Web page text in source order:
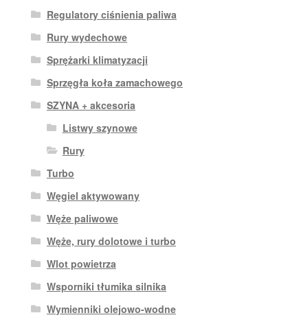
Regulatory ciśnienia paliwa
Rury wydechowe
Sprężarki klimatyzacji
Sprzęgła koła zamachowego
SZYNA + akcesoria
Listwy szynowe
Rury
Turbo
Węgiel aktywowany
Węże paliwowe
Węże, rury dolotowe i turbo
Wlot powietrza
Wsporniki tłumika silnika
Wymienniki olejowo-wodne